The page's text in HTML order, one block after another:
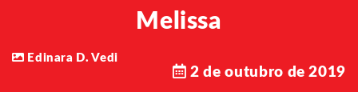
Melissa
Edinara D. Vedi
2 de outubro de 2019